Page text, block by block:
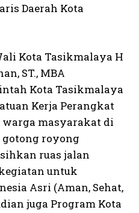
Daerah Kota
Kota Tasikmalaya H
ST., MBA
Kota Tasikmalaya
Kerja Perangkat
warga masyarakat di
royong
ruas jalan
untuk
Asri (Aman, Sehat,
juga Program Kota